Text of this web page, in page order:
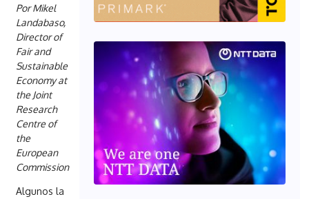
Por Mikel
Landabaso,
Director of
Fair and
Sustainable
Economy at
the Joint
Research
Centre of
the
European
Commission
Algunos la